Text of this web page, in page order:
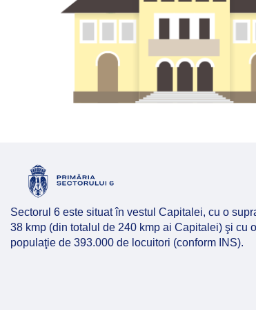
Sectorul 6 este situat în vestul Capitalei, cu o
38 kmp (din totalul de 240 kmp ai Capitalei) şi cu o
populaţie de 393.000 de locuitori (conform INS).